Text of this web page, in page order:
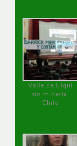
Valle de Elqui
sin minería.
Chile